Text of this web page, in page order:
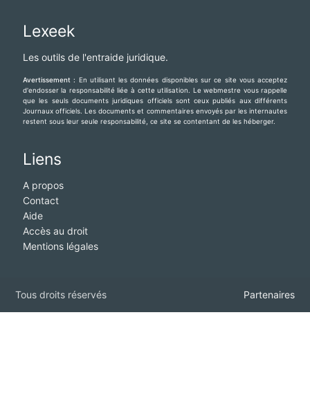
Lexeek
Les outils de l'entraide juridique.
Avertissement : En utilisant les données disponibles sur ce site vous acceptez
d'endosser la responsabilité liée à cette utilisation. Le webmestre vous rappelle
que les seuls documents juridiques officiels sont ceux publiés aux différents
Journaux officiels. Les documents et commentaires envoyés par les internautes
restent sous leur seule responsabilité, ce site se contentant de les héberger.
Liens
A propos
Contact
Aide
Accès au droit
Mentions légales
Tous droits réservés Partenaires